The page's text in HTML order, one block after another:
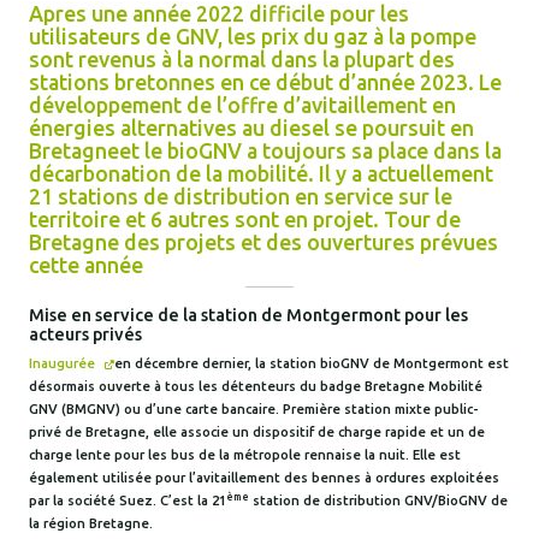
Apres une année 2022 difficile pour les
utilisateurs de GNV, les prix du gaz à la pompe
sont revenus à la normal dans la plupart des
stations bretonnes en ce début d’année 2023. Le
développement de l’offre d’avitaillement en
énergies alternatives au diesel se poursuit en
Bretagneet le bioGNV a toujours sa place dans la
décarbonation de la mobilité. Il y a actuellement
21 stations de distribution en service sur le
territoire et 6 autres sont en projet. Tour de
Bretagne des projets et des ouvertures prévues
cette année
Mise en service de la station de Montgermont pour les
acteurs privés
Inaugurée
en décembre dernier, la station bioGNV de Montgermont est
désormais ouverte à tous les détenteurs du badge Bretagne Mobilité
GNV (BMGNV) ou d’une carte bancaire. Première station mixte public-
privé de Bretagne, elle associe un dispositif de charge rapide et un de
charge lente pour les bus de la métropole rennaise la nuit. Elle est
également utilisée pour l’avitaillement des bennes à ordures exploitées
par la société Suez. C’est la 21 ème station de distribution GNV/BioGNV de
la région Bretagne.